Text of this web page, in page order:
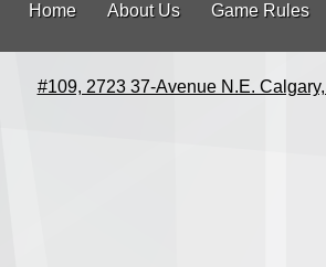
Home About Us Game Rules
#109, 2723 37-Avenue N.E.